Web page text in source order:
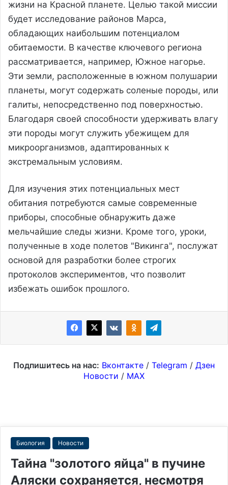
жизни на Красной планете. Целью такой миссии
будет исследование районов Марса,
обладающих наибольшим потенциалом
обитаемости. В качестве ключевого региона
рассматривается, например, Южное нагорье.
Эти земли, расположенные в южном полушарии
планеты, могут содержать соленые породы, или
галиты, непосредственно под поверхностью.
Благодаря своей способности удерживать влагу
эти породы могут служить убежищем для
микроорганизмов, адаптированных к
экстремальным условиям.
Для изучения этих потенциальных мест
обитания потребуются самые современные
приборы, способные обнаружить даже
мельчайшие следы жизни. Кроме того, уроки,
полученные в ходе полетов "Викинга", послужат
основой для разработки более строгих
протоколов экспериментов, что позволит
избежать ошибок прошлого.
Подпишитесь на нас: Вконтакте / Telegram / Дзен
Новости / MAX